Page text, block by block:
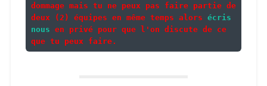
dommage mais tu ne peux pas faire partie de
deux (2) équipes en même temps alors écris
nous en privé pour que l'on discute de ce